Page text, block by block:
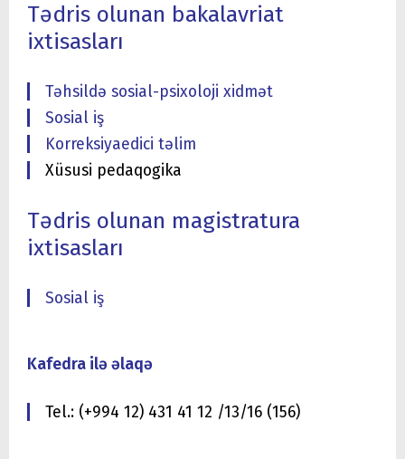
Tədris olunan bakalavriat
ixtisasları
Təhsildə sosial-psixoloji xidmət
Sosial iş
Korreksiyaedici təlim
Xüsusi pedaqogika
Tədris olunan magistratura
ixtisasları
Sosial iş
Kafedra ilə əlaqə
Tel.: (+994 12) 431 41 12 /13/16 (156)